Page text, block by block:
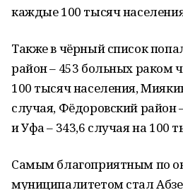
каждые 100 тысяч
Также в чёрный список
район – 453 больных раком
100 тысяч населения,
случая, Фёдоровский район
и Уфа – 343,6 случая на 100
Самым благоприятным по
муниципалитетом стал